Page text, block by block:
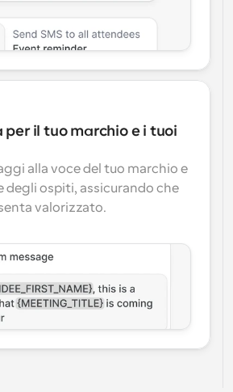
per il tuo marchio e i tuoi
alla voce del tuo marchio e
degli ospiti, assicurando che
valorizzato.